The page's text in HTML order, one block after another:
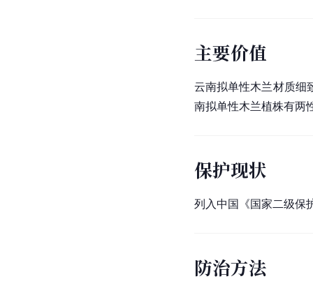
主要价值
云南拟单性木兰材质细
南拟单性木兰植株有两
保护现状
列入中国《国家二级
防治方法